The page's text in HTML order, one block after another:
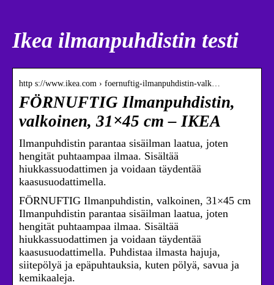
Ikea ilmanpuhdistin testi
http s://www.ikea.com › foernuftig-ilmanpuhdistin-valk…
FÖRNUFTIG Ilmanpuhdistin,
valkoinen, 31×45 cm – IKEA
Ilmanpuhdistin parantaa sisäilman laatua, joten
hengität puhtaampaa ilmaa. Sisältää
hiukkassuodattimen ja voidaan täydentää
kaasusuodattimella.
FÖRNUFTIG Ilmanpuhdistin, valkoinen, 31×45 cm
Ilmanpuhdistin parantaa sisäilman laatua, joten
hengität puhtaampaa ilmaa. Sisältää
hiukkassuodattimen ja voidaan täydentää
kaasusuodattimella. Puhdistaa ilmasta hajuja,
siitepölyä ja epäpuhtauksia, kuten pölyä, savua ja
kemikaaleja.